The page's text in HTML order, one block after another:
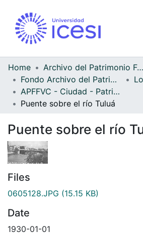
Home
Archivo del Patrimonio Fotográfico y Fílmico del Valle del Cauca
Fondo Archivo del Patrimonio Fotográfico y Fílmico del Valle del Cauca
APFFVC - Ciudad - Patrimonial
Puente sobre el río Tuluá
Puente sobre el río
Files
0605128.JPG (15.15 KB)
Date
1930-01-01